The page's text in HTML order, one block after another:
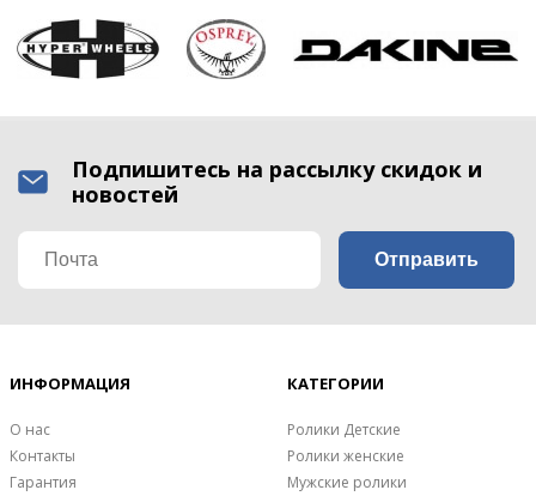
Подпишитесь на рассылку скидок и
новостей
ИНФОРМАЦИЯ
О нас
Контакты
Гарантия
КАТЕГОРИИ
Ролики Детские
Ролики женские
Мужские ролики